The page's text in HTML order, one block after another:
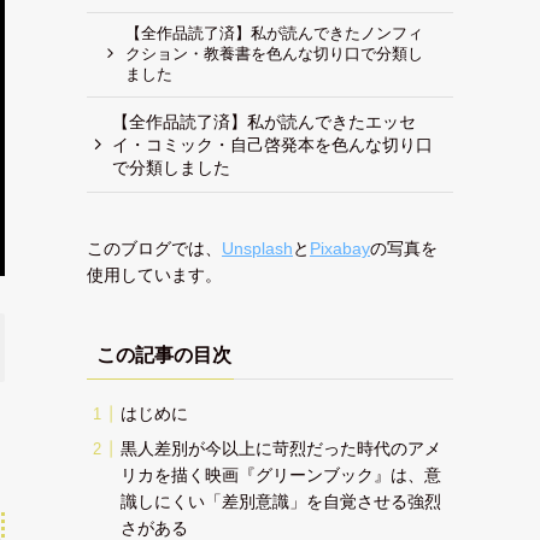
【全作品読了済】私が読んできたノンフィ
クション・教養書を色んな切り口で分類し
ました
【全作品読了済】私が読んできたエッセ
イ・コミック・自己啓発本を色んな切り口
で分類しました
このブログでは、 Unsplashと Pixabayの写真を
使用しています。
この記事の目次
はじめに
黒人差別が今以上に苛烈だった時代のアメ
リカを描く映画『グリーンブック』は、意
識しにくい「差別意識」を自覚させる強烈
さがある